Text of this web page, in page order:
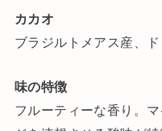
カカオ
ブラジルトメアス産、
味の特徴
フルーティーな香り。